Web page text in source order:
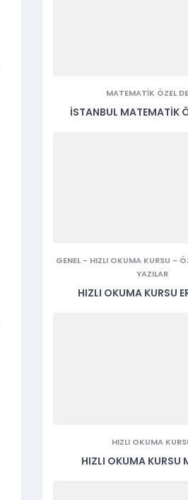
MATEMATIK ÖZEL
İSTANBUL MATEMATIK
GENEL - HIZLI OKUMA KURSU -
YAZILAR
HIZLI OKUMA KURSU
HIZLI OKUMA
HIZLI OKUMA KURSU